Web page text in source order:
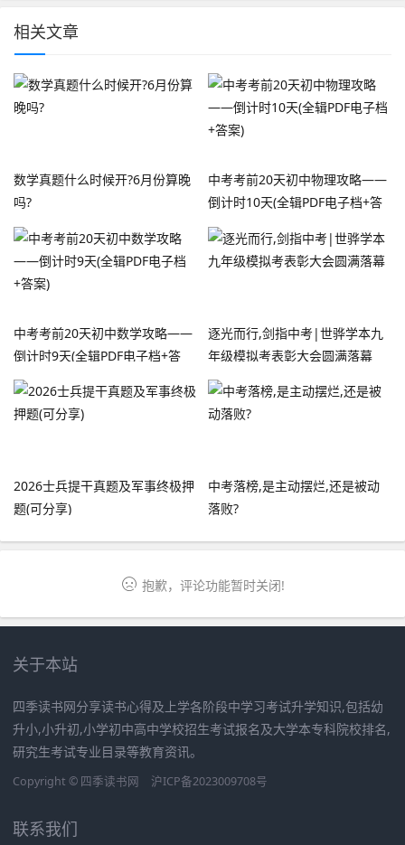
相关文章
数学真题什么时候开?6月份算晚
吗?
中考考前20天初中物理攻略——
倒计时10天(全辑PDF电子档+答
案)
中考考前20天初中数学攻略——
倒计时9天(全辑PDF电子档+答
案)
逐光而行,剑指中考|世骅学本九
年级模拟考表彰大会圆满落幕
2026士兵提干真题及军事终极押
题(可分享)
中考落榜,是主动摆烂,还是被动
落败?
抱歉，评论功能暂时关闭!
关于本站
四季读书网分享读书心得及上学各阶段中学习考试升学知识,包括幼
升小,小升初,小学初中高中学校招生考试报名及大学本专科院校排名,
研究生考试专业目录等教育资讯。
Copyright © 四季读书网 沪ICP备2023009708号
联系我们